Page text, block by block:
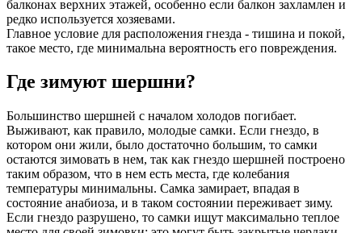
балконах верхних этажей, особенно если балкон захламлен и
редко используется хозяевами.
Главное условие для расположения гнезда - тишина и покой,
такое место, где минимальна вероятность его повреждения.
Где зимуют шершни?
Большинство шершней с началом холодов погибает.
Выживают, как правило, молодые самки. Если гнездо, в
котором они жили, было достаточно большим, то самки
остаются зимовать в нем, так как гнездо шершней построено
таким образом, что в нем есть места, где колебания
температуры минимальны. Самка замирает, впадая в
состояние анабиоза, и в таком состоянии переживает зиму.
Если гнездо разрушено, то самки ищут максимально теплое